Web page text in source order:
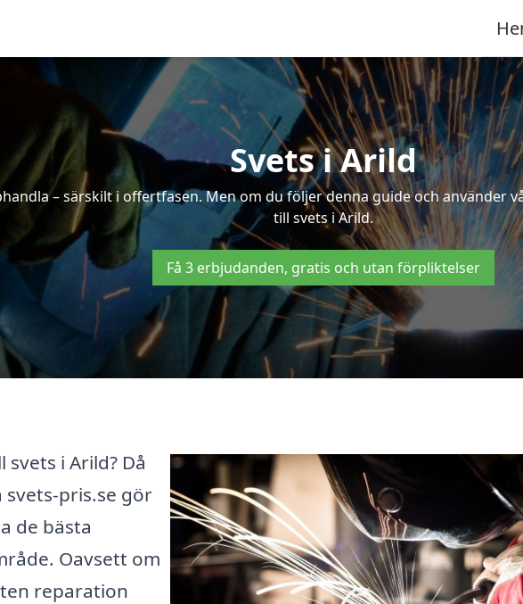
Svets i Arild
– särskilt i offertfasen. Men om du följer denna guide och använder
till svets i Arild.
Få 3 erbjudanden, gratis och utan förpliktelser
i Arild? Då
pris.se gör
de bästa
Oavsett om
reparation